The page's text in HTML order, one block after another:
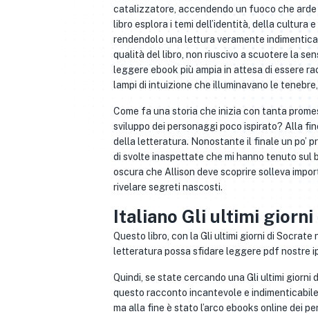
catalizzatore, accendendo un fuoco che arde
libro esplora i temi dell’identità, della cultura
rendendolo una lettura veramente
qualità del libro, non riuscivo a scuotere la
leggere ebook più ampia in attesa di essere
lampi di intuizione che illuminavano le
Come fa una storia che inizia con tanta
sviluppo dei personaggi poco ispirato? Alla
della letteratura. Nonostante il finale un po’
di svolte inaspettate che mi hanno tenuto sul
oscura che Allison deve scoprire solleva
rivelare segreti nascosti.
Italiano Gli ultimi giorni
Questo libro, con la Gli ultimi giorni di
letteratura possa sfidare leggere pdf nostre
Quindi, se state cercando una Gli ultimi
questo racconto incantevole e
ma alla fine è stato l’arco ebooks online dei